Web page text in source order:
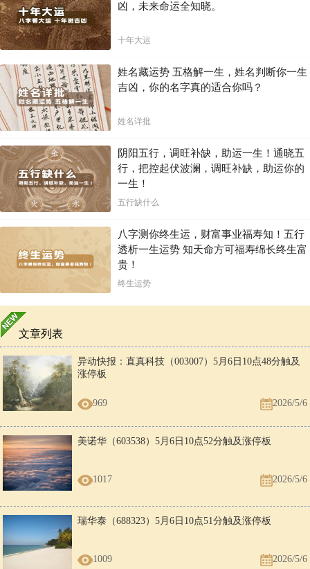
凶，未来命运全知晓。
十年大运
姓名藏运势 五格解一生，姓名判断你一生
吉凶，你的名字真的适合你吗？
姓名详批
阴阳五行，调旺补缺，助运一生！通晓五
行，把控起伏波澜，调旺补缺，助运你的
一生！
五行缺什么
八字测你终生运，财富事业福寿知！五行
透析一生运势 知天命方可福寿绵长终生富
贵！
终生运势
文章列表
异动快报：直真科技（003007）5月6日10点48分触及
涨停板
969 2026/5/6
美诺华（603538）5月6日10点52分触及涨停板
1017 2026/5/6
瑞华泰（688323）5月6日10点51分触及涨停板
1009 2026/5/6